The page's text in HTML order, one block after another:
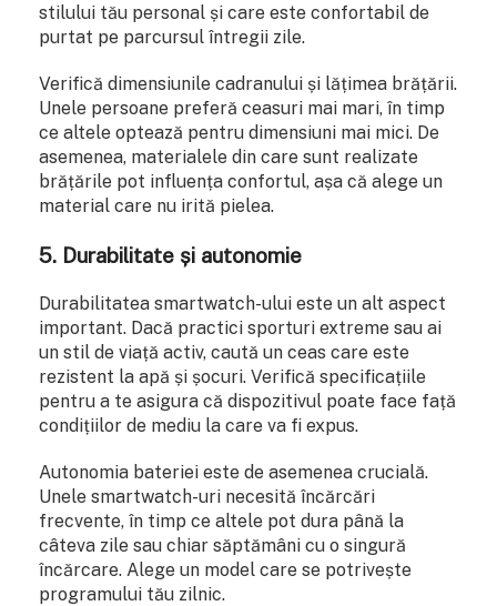
stilului tău personal și care este confortabil de
purtat pe parcursul întregii zile.
Verifică dimensiunile cadranului și lățimea brățării.
Unele persoane preferă ceasuri mai mari, în timp
ce altele optează pentru dimensiuni mai mici. De
asemenea, materialele din care sunt realizate
brățările pot influența confortul, așa că alege un
material care nu irită pielea.
5. Durabilitate și autonomie
Durabilitatea smartwatch-ului este un alt aspect
important. Dacă practici sporturi extreme sau ai
un stil de viață activ, caută un ceas care este
rezistent la apă și șocuri. Verifică specificațiile
pentru a te asigura că dispozitivul poate face față
condițiilor de mediu la care va fi expus.
Autonomia bateriei este de asemenea crucială.
Unele smartwatch-uri necesită încărcări
frecvente, în timp ce altele pot dura până la
câteva zile sau chiar săptămâni cu o singură
încărcare. Alege un model care se potrivește
programului tău zilnic.